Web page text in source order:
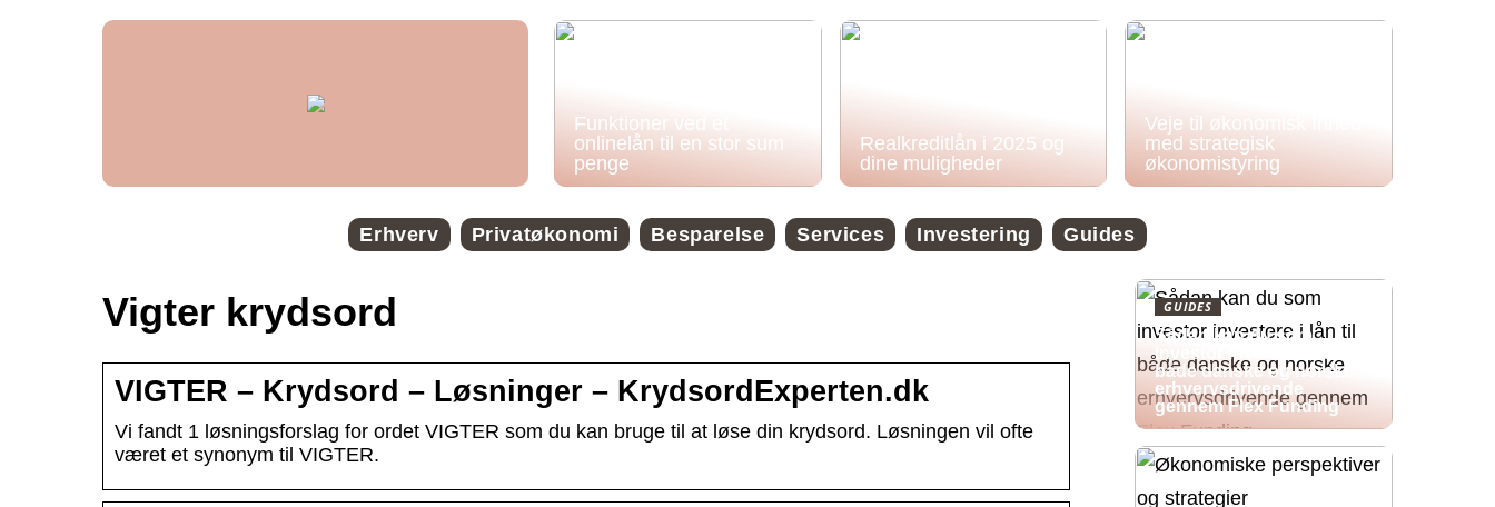
Funktioner ved et
onlinelån til en stor sum
penge
Realkreditlån i 2025 og
dine muligheder
Veje til økonomisk frihed
med strategisk
økonomistyring
Erhverv Privatøkonomi Besparelse Services Investering Guides
Vigter krydsord
VIGTER – Krydsord – Løsninger – KrydsordExperten.dk
Vi fandt 1 løsningsforslag for ordet VIGTER som du kan bruge til at løse din krydsord. Løsningen vil ofte
været et synonym til VIGTER.
GUIDES
Sådan kan du som
investor investere i lån til
både danske og norske
erhvervsdrivende
gennem Flex Funding